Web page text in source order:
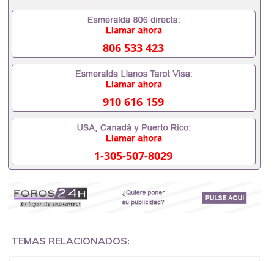
思。（全套留学回国必备证明材料，给父母及亲朋好
友一份完美交代）； 2、雅思、托福，OFFER，在读
至是申请工签都可以用到）。 注：上述材料，随时都
可以安排办理，毕业证成绩单，学校，专业，学位，
毕业时间都可以根据客户要求安排。 国内找工作假的
毕业证可以用吗551190476假的毕业证成绩单可以办
学历认证吗551190476要定居国外需要办理什么材料
551190476入职事业单位/国企假的毕业证会查吗
551190476入职国企/事业单位需要些什么材料
551190476办理假毕业证在国内能用吗, 挂科拿不到毕
业证怎么办, 毕业证丢了怎么办, 没有正常毕业怎么办
理毕业证,没毕业可以办学历认证吗,您是否因为中途
辍学、挂科而没有正常毕业551190476您是否因为递
毕业而导致回国得不到教育部认证在校挂科了不想读
了,成绩不理想毕不了业怎么办551190476找工作没有
551190476哪里可以买国外文凭551190476国外本科
806 533 423
910 616 159
1-305-507-8029
TEMAS RELACIONADOS: